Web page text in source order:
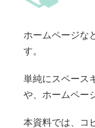
ホームページな
す。
単純にスペース
や、ホームペー
本資料では、コ